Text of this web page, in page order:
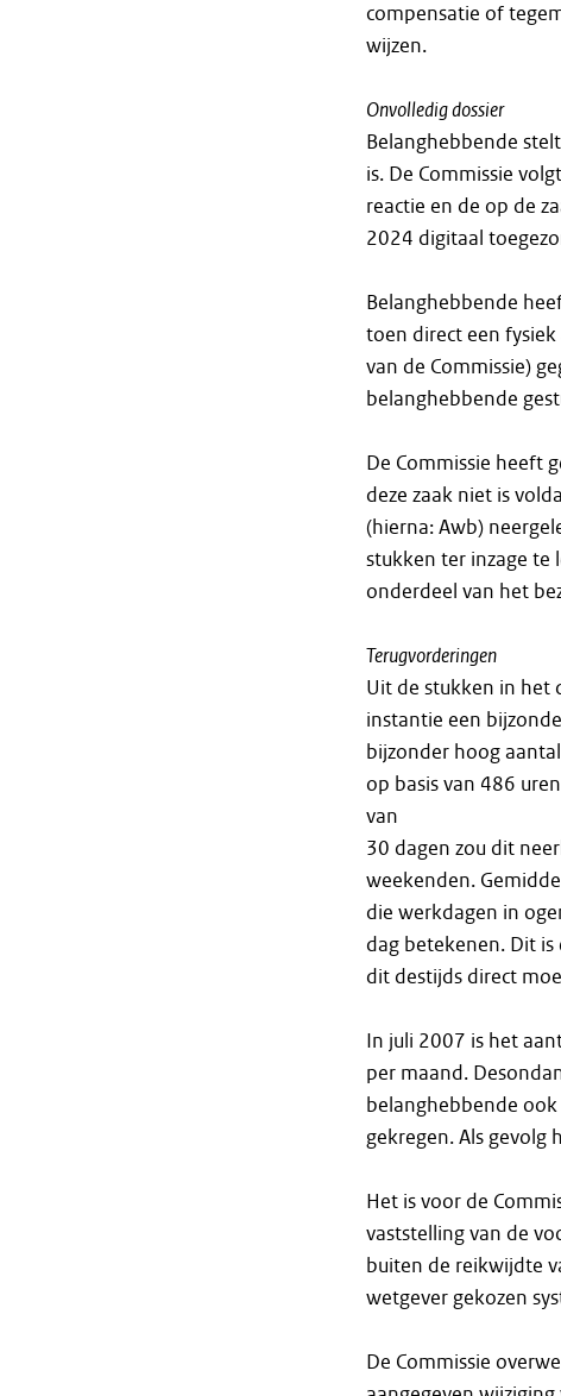
compensatie of
wijzen.
Onvolledig dossier
Belanghebbende
is. De Commissie
reactie en de op de
2024 digitaal
Belanghebbende
toen direct een
van de Commissie)
belanghebbende
De Commissie heeft
deze zaak niet is
(hierna: Awb)
stukken ter inzage te
onderdeel van het
Terugvorderingen
Uit de stukken in het
instantie een
bijzonder hoog
op basis van 486
van
30 dagen zou dit
weekenden.
die werkdagen in
dag betekenen. Dit
dit destijds direct
In juli 2007 is het
per maand.
belanghebbende
gekregen. Als gevolg
Het is voor de
vaststelling van de
buiten de reikwijdte
wetgever gekozen
De Commissie